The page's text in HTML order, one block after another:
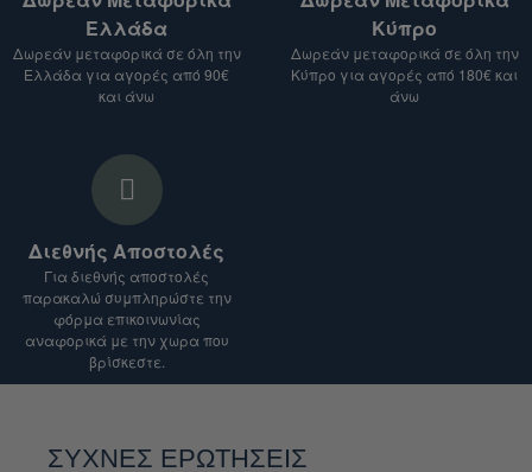
Σημείωση:
Το κόστος αποστολής ενδέχεται να ποικίλλει
Για αποστολές σε χώρες εκτός Ευρωπαϊκής
Ένωσης, ενδέχεται να ισχύουν επιπλέον
δασμοί και φόροι.
Είμαστε στη διάθεσή σας για οποιαδήποτε
διευκρίνιση.
Ελλάδα
Δωρεάν μεταφορικά σε όλη την
Ελλάδα για αγορές από 90€
και άνω
Κύπρο
Δωρεάν μεταφορικά σε όλη την
Κύπρο για αγορές από 180€ και
άνω
Διεθνής Αποστολές
Για διεθνής αποστολές
παρακαλώ συμπληρώστε την
φόρμα επικοινωνίας
αναφορικά με την χωρα που
βρίσκεστε.
ΣΥΧΝΕΣ ΕΡΩΤΗΣΕΙΣ